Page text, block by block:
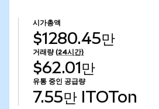
시가총액
$1280.45만
거래량 (24시간)
$62.01만
유통 중인 공급량
7.55만 ITOTon